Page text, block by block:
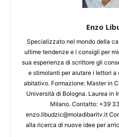
Enzo
Specializzato nel mondo della
ultime tendenze e i consigli per
sua esperienza di scrittore gli
e stimolanti per aiutare i lettori
abitativo. Formazione: Master in
Università di Bologna. Laurea in
Milano. Contatto: +39
enzo.libudzic@moladibaritv.it
alla ricerca di nuove idee per